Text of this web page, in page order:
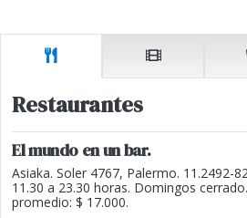
Restaurantes
El mundo en un bar.
Asiaka. Soler 4767, Palermo. 11.2492-
11.30 a 23.30 horas. Domingos
promedio: $ 17.000.